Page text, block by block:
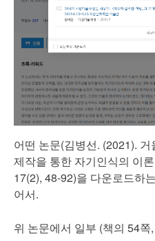
어떤 논문(김병선. (2021).
제작을 통한 자기인식의 이
17(2), 48-92)을 다운로드하
어서.
위 논문에서 일부 (책의 54쪽